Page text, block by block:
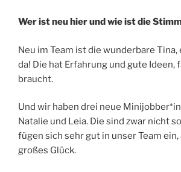
Wer ist neu hier und wie ist die
Neu im Team ist die wunderbare Tina,
da! Die hat Erfahrung und gute Ideen,
braucht.
Und wir haben drei neue
Natalie und Leia. Die sind zwar nicht
fügen sich sehr gut in unser Team ein,
großes Glück.